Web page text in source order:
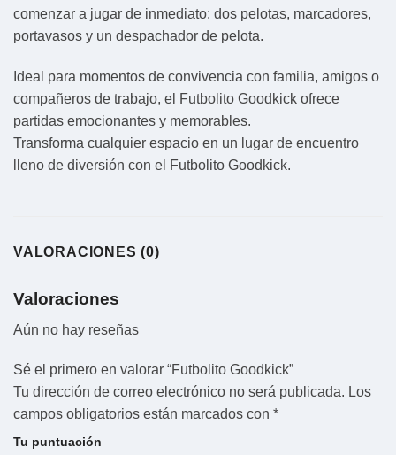
comenzar a jugar de inmediato: dos pelotas, marcadores,
portavasos y un despachador de pelota.
Ideal para momentos de convivencia con familia, amigos o
compañeros de trabajo, el Futbolito Goodkick ofrece
partidas emocionantes y memorables.
Transforma cualquier espacio en un lugar de encuentro
lleno de diversión con el Futbolito Goodkick.
VALORACIONES (0)
Valoraciones
Aún no hay reseñas
Sé el primero en valorar “Futbolito Goodkick”
Tu dirección de correo electrónico no será publicada. Los
campos obligatorios están marcados con *
Tu puntuación